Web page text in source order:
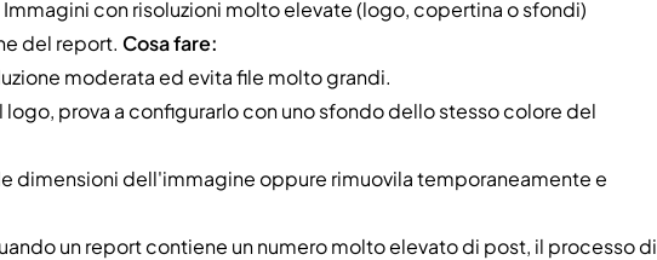
Immagini con risoluzioni molto elevate (logo, copertina o sfondi)
del report. Cosa fare:
moderata ed evita file molto grandi.
prova a configurarlo con uno sfondo dello stesso colore del
dimensioni dell'immagine oppure rimuovila temporaneamente e
un report contiene un numero molto elevato di post, il processo di